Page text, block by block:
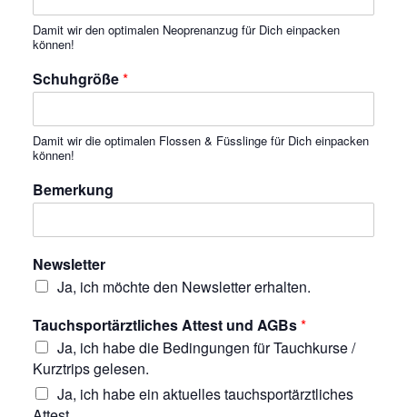
Damit wir den optimalen Neoprenanzug für Dich einpacken
können!
Schuhgröße*
Damit wir die optimalen Flossen & Füsslinge für Dich einpacken
können!
Bemerkung
Newsletter
Ja, ich möchte den Newsletter erhalten.
Tauchsportärztliches Attest und AGBs*
Ja, ich habe die Bedingungen für Tauchkurse /
Kurztrips gelesen.
Ja, ich habe ein aktuelles tauchsportärztliches